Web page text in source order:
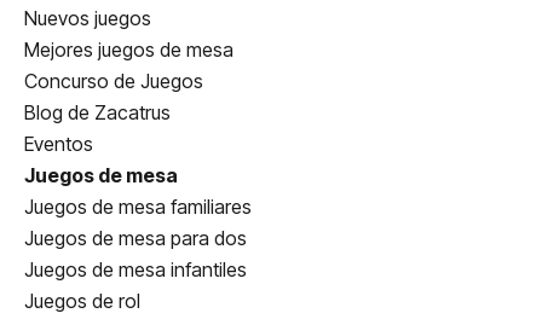
Nuevos juegos
Mejores juegos de mesa
Concurso de Juegos
Blog de Zacatrus
Eventos
Juegos de mesa
Juegos de mesa familiares
Juegos de mesa para dos
Juegos de mesa infantiles
Juegos de rol